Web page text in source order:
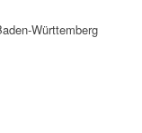
Württemberg